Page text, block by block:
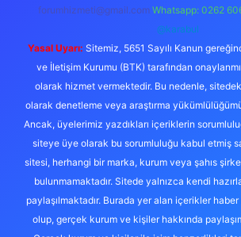
forumhizmeti@gmail.com Whatsapp: 0262
@karabul
Yasal Uyarı: Sitemiz, 5651 Sayılı Kanun
ve İletişim Kurumu (BTK) tarafından
olarak hizmet vermektedir. Bu nedenle,
olarak denetleme veya araştırma
Ancak, üyelerimiz yazdıkları içeriklerin
siteye üye olarak bu sorumluluğu kabul etmiş
sitesi, herhangi bir marka, kurum veya şahıs
bulunmamaktadır. Sitede yalnızca kendi
paylaşılmaktadır. Burada yer alan içerikler
olup, gerçek kurum ve kişiler hakkında